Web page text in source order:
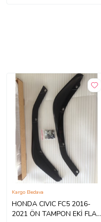
HONDA CIVIC FC5 2016-
2021 ÖN TAMPON EKİ FLAP
Kargo Bedava